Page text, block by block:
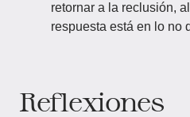
retornar a la reclusión,
respuesta está en lo no
Reflexiones